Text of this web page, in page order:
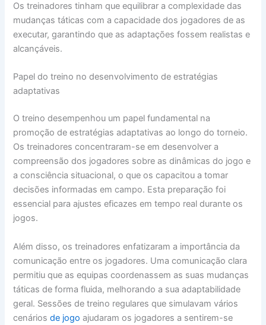
Os treinadores tinham que equilibrar a complexidade das
mudanças táticas com a capacidade dos jogadores de as
executar, garantindo que as adaptações fossem realistas e
alcançáveis.
Papel do treino no desenvolvimento de estratégias
adaptativas
O treino desempenhou um papel fundamental na
promoção de estratégias adaptativas ao longo do torneio.
Os treinadores concentraram-se em desenvolver a
compreensão dos jogadores sobre as dinâmicas do jogo e
a consciência situacional, o que os capacitou a tomar
decisões informadas em campo. Esta preparação foi
essencial para ajustes eficazes em tempo real durante os
jogos.
Além disso, os treinadores enfatizaram a importância da
comunicação entre os jogadores. Uma comunicação clara
permitiu que as equipas coordenassem as suas mudanças
táticas de forma fluida, melhorando a sua adaptabilidade
geral. Sessões de treino regulares que simulavam vários
cenáriosde jogo ajudaram os jogadores a sentirem-se